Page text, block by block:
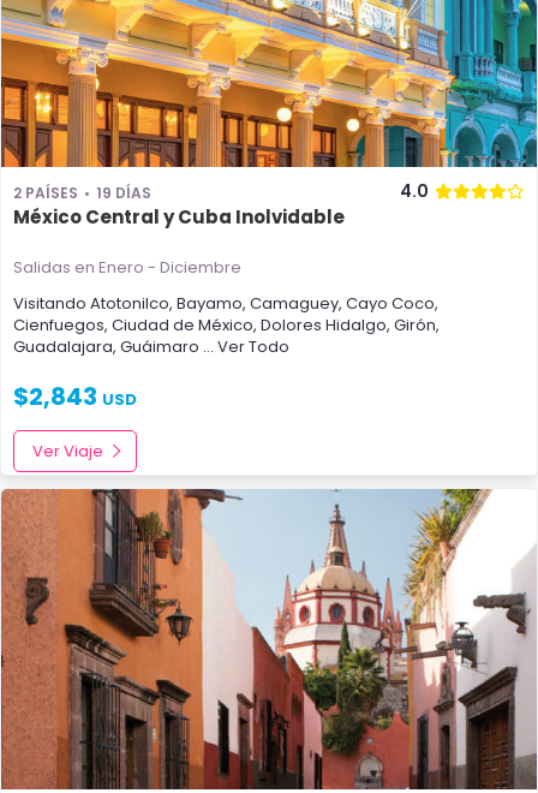
2 PAÍSES 19 DÍAS 4.0
México Central y Cuba Inolvidable
Salidas en Enero - Diciembre
Visitando Atotonilco, Bayamo, Camaguey, Cayo Coco,
Cienfuegos, Ciudad de México, Dolores Hidalgo, Girón,
Guadalajara, Guáimaro ... Ver Todo
$2,843 USD
Ver Viaje